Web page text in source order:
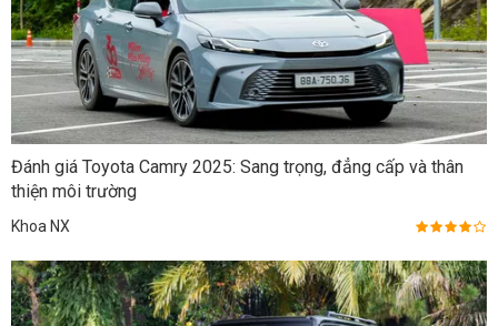
Đánh giá Toyota Camry 2025: Sang trọng, đẳng cấp và thân
thiện môi trường
Khoa NX